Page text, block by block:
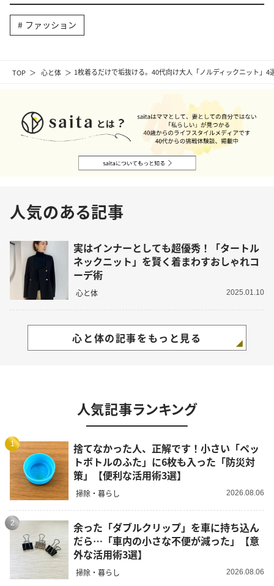
TOP 心と体 1枚着るだけで垢抜ける。40代向け大人「ノルディックニット」
ファッション
人気のある記事
実はインナーとしても超優秀！「タートル
ネックニット」を賢く着まわすおしゃれコ
ーデ術
心と体 2025.01.10
心と体の記事をもっと見る
人気記事ランキング
1
捨てなかった人、正解です！小さい「ペッ
トボトルのふた」に6枚も入った「防災対
策」【便利な活用術3選】
掃除・暮らし 2026.08.06
2
余った「ダブルクリップ」を車に持ち込ん
だら…「車内の小さな不便が減った」【意
外な活用術3選】
掃除・暮らし 2026.08.06